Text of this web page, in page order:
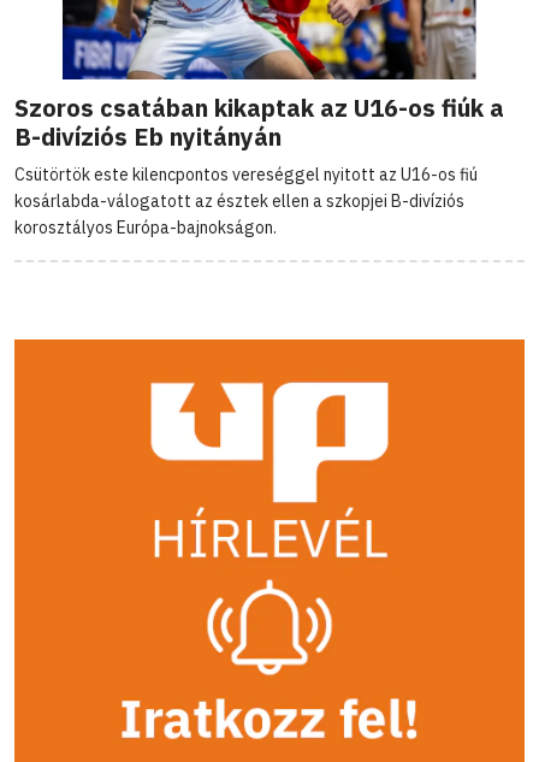
Szoros csatában kikaptak az U16-os fiúk a
B-divíziós Eb nyitányán
Csütörtök este kilencpontos vereséggel nyitott az U16-os fiú
kosárlabda-válogatott az észtek ellen a szkopjei B-divíziós
korosztályos Európa-bajnokságon.